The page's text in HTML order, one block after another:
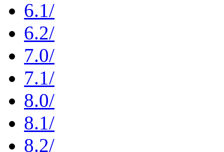
6.1/
6.2/
7.0/
7.1/
8.0/
8.1/
8.2/